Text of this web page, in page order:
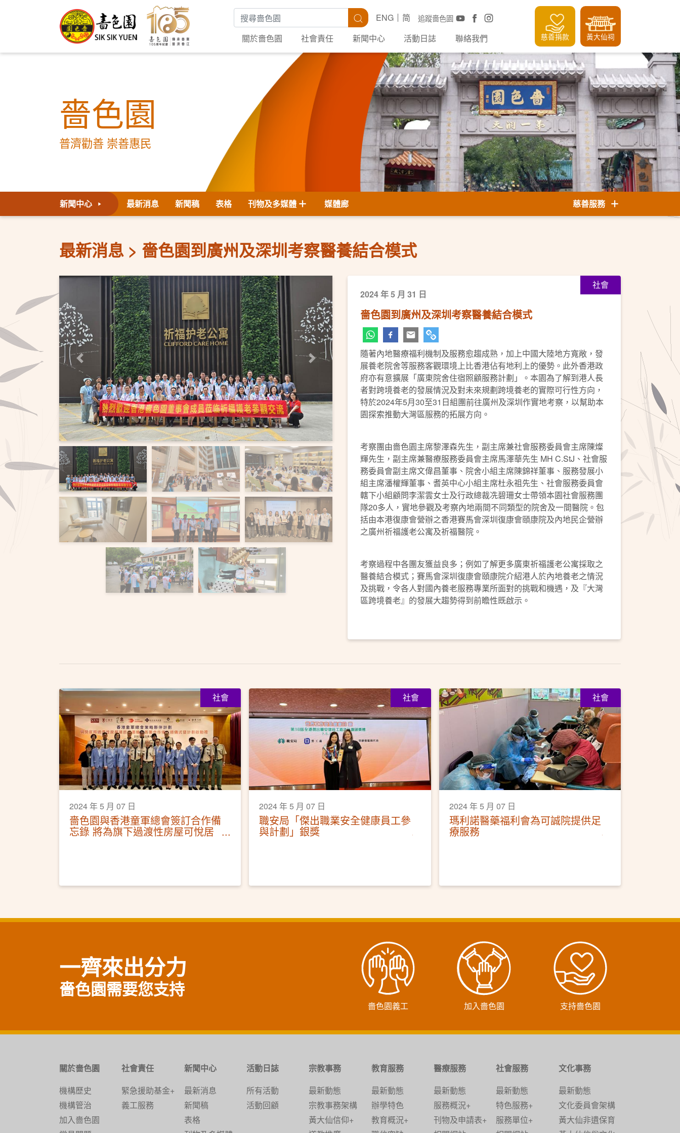
搜尋關鍵字 搜尋 追蹤嗇色園
ENG
简
關於嗇色園
社會責任 新聞中心 活動日誌 聯絡我們 慈善捐款 黃大仙祠
嗇色園
普濟勸善 崇善惠民
新聞中心 最新消息 新聞稿 表格 刊物及多媒體 媒體廊 慈善服務
最新消息 嗇色園到廣州及深圳考察醫養結合模式
上一頁 下一頁
社會
2024 年 5 月 31 日
嗇色園到廣州及深圳考察醫養結合模式
隨著內地醫療福利機制及服務愈趨成熟，加上中國大陸地方寬敞，發
展養老院舍等服務客觀環境上比香港佔有地利上的優勢。此外香港政
府亦有意擴展「廣東院舍住宿照顧服務計劃」。本園為了解到港人長
者對跨境養老的發展情況及對未來規劃跨境養老的實際可行性方向，
特於2024年5月30至31日組團前往廣州及深圳作實地考察，以幫助本
園探索推動大灣區服務的拓展方向。
考察團由嗇色園主席黎澤森先生，副主席兼社會服務委員會主席陳燦
輝先生，副主席兼醫療服務委員會主席馬澤華先生 MH C.StJ、社會服
務委員會副主席文偉昌董事、院舍小組主席陳錦祥董事、服務發展小
組主席潘權輝董事、耆英中心小組主席杜永祖先生、社會服務委員會
轄下小組顧問李潔雲女士及行政總裁冼碧珊女士帶領本園社會服務團
隊20多人，實地參觀及考察內地兩間不同類型的院舍及一間醫院。包
括由本港復康會營辦之香港賽馬會深圳復康會頤康院及內地民企營辦
之廣州祈福護老公寓及祈福醫院。
考察過程中各團友獲益良多；例如了解更多廣東祈福護老公寓採取之
醫養結合模式；賽馬會深圳復康會頤康院介紹港人於內地養老之情況
及挑戰，令各人對國內養老服務專業所面對的挑戰和機遇，及『大灣
區跨境養老』的發展大趨勢得到前瞻性既啟示。
社會
2024 年 5 月 07 日
嗇色園與香港童軍總會簽訂合作備
忘錄 將為旗下過渡性房屋可悅居
社會
2024 年 5 月 07 日
職安局「傑出職業安全健康員工參
與計劃」銀獎
社會
2024 年 5 月 07 日
瑪利諾醫藥福利會為可誠院提供足
療服務
一齊來出分力
嗇色園需要您支持
嗇色園義工 加入嗇色園 支持嗇色園
關於嗇色園
機構歷史
機構管治
加入嗇色園
社會責任
緊急援助基金+
義工服務
新聞中心
最新消息
新聞稿
表格
活動日誌
所有活動
活動回顧
宗教事務
最新動態
宗教事務架構
黃大仙信仰+
教育服務
最新動態
辦學特色
教育概況+
醫療服務
最新動態
服務概況+
刊物及申請表+
社會服務
最新動態
特色服務+
服務單位+
文化事務
最新動態
文化委員會架構
黃大仙非遺保育